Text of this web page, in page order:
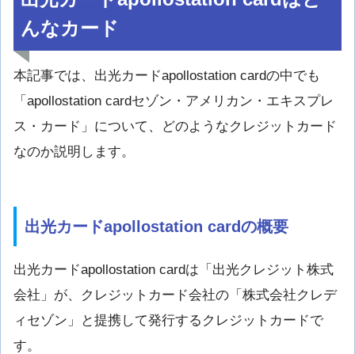
んなカード
本記事では、出光カードapollostation cardの中でも
「apollostation cardセゾン・アメリカン・エキスプレ
ス・カード」について、どのようなクレジットカード
なのか説明します。
出光カードapollostation cardの概要
出光カードapollostation cardは「出光クレジット株式
会社」が、クレジットカード会社の「株式会社クレデ
ィセゾン」と提携して発行するクレジットカードで
す。